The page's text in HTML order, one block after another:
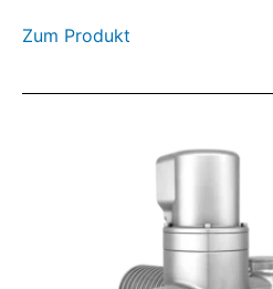
Zum Produkt